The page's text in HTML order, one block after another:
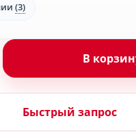
(3)
В
Быстрый запрос